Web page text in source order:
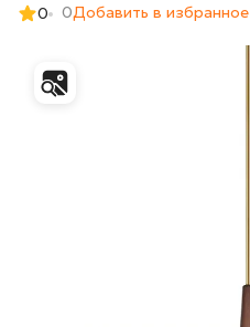
0 0Добавить в избранное